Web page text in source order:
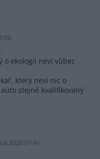
o ekologii neví vůbec
který neví nic o
stejně kvalifikovaný
07:41